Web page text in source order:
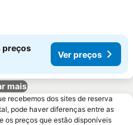
preços
Ver preços
mais
recebemos dos sites de reserva
pode haver diferenças entre as
os preços que estão disponíveis